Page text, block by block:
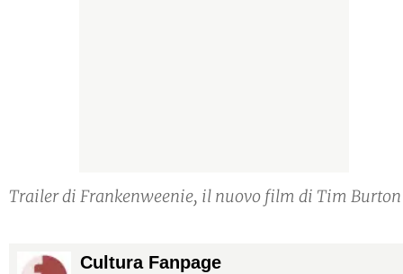
Trailer di Frankenweenie, il nuovo film di Tim Burton
Cultura Fanpage